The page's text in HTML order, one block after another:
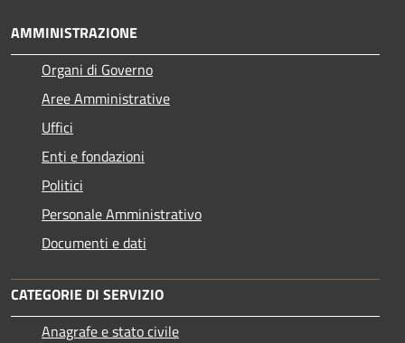
AMMINISTRAZIONE
Organi di Governo
Aree Amministrative
Uffici
Enti e fondazioni
Politici
Personale Amministrativo
Documenti e dati
CATEGORIE DI SERVIZIO
Anagrafe e stato civile